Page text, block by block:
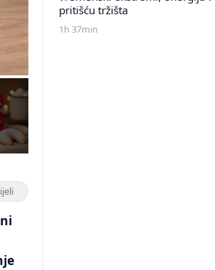
pritišću tržišta
1h 37min